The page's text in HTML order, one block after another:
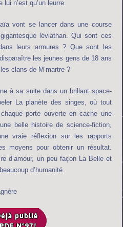
n’est qu’un leurre.
vont se lancer dans une course
léviathan. Qui sont ces
leurs armures ? Que sont les
les jeunes gens de 18 ans
clans de M’martre ?
à sa suite dans un brillant space-
La planète des singes, où tout
porte ouverte en cache une
belle histoire de science-fiction,
vraie réflexion sur les rapports
moyens pour obtenir un résultat.
d’amour, un peu façon La Belle et
d’humanité.